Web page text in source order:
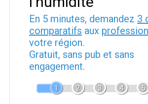
En 5 minutes, demandez 3
comparatifs aux
votre région.
Gratuit, sans pub et sans
engagement.
1 2 3 4 5